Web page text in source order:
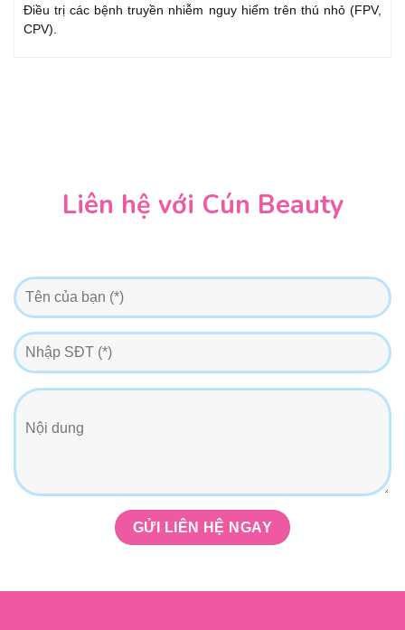
Điều trị các bệnh truyền nhiễm nguy hiểm trên thú nhỏ (FPV,
CPV).
Liên hệ với Cún Beauty